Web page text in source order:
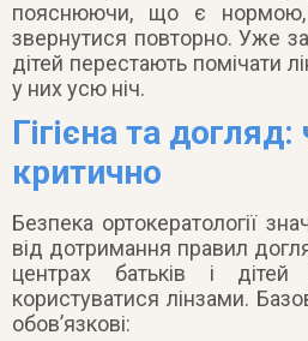
пояснюючи, що є
звернутися повторно. Уже за
дітей перестають помічати
у них усю ніч.
Гігієна та
критично
Безпека ортокератології
від дотримання правил
центрах батьків і
користуватися лінзами.
обов’язкові: